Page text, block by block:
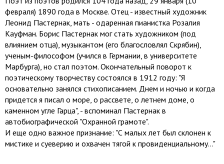
февраля) 1890 года в Москве. Отец - известный художник
Леонид Пастернак, мать - одаренная пианистка Розалия
Кауфман. Борис Пастернак мог стать художником (под
влиянием отца), музыкантом (его благословлял Скрябин),
ученым-философом (учился в Германии, в университете
Марбурга), но стал поэтом. Окончательный поворот к
поэтическому творчеству состоялся в 1912 году: "Я
основательно занялся стихописанием. Днем и ночью и когда
придется я писал о море, о рассвете, о летнем доме, о
каменном угле Гарца", - вспоминал Пастернак в
автобиографической "Охранной грамоте".
И еще одно важное признание: "С малых лет был склонен к
мистике и суеверию и охвачен тягой к провиденциальному..."